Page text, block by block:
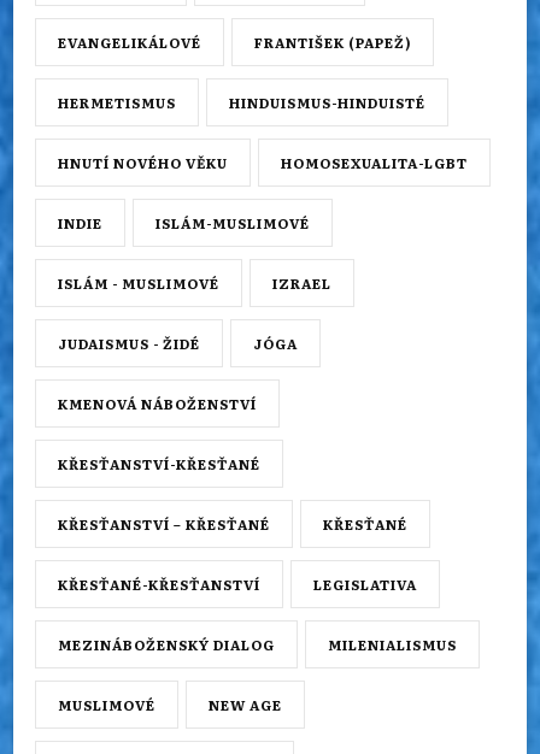
EVANGELIKÁLOVÉ FRANTIŠEK (PAPEŽ)
HERMETISMUS HINDUISMUS-HINDUISTÉ
HNUTÍ NOVÉHO VĚKU HOMOSEXUALITA-LGBT
INDIE ISLÁM-MUSLIMOVÉ
ISLÁM - MUSLIMOVÉ IZRAEL
JUDAISMUS - ŽIDÉ JÓGA
KMENOVÁ NÁBOŽENSTVÍ
KŘESŤANSTVÍ-KŘESŤANÉ
KŘESŤANSTVÍ – KŘESŤANÉ KŘESŤANÉ
KŘESŤANÉ-KŘESŤANSTVÍ LEGISLATIVA
MEZINÁBOŽENSKÝ DIALOG MILENIALISMUS
MUSLIMOVÉ NEW AGE